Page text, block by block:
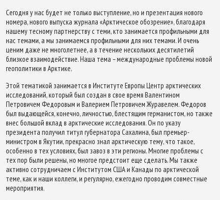
Сегодня у нас будет не только выступление, но и презентация нового
номера, нового выпуска журнала «Арктическое обозрение», благодаря
нашему тесному партнерству с теми, кто занимается профильными для
нас темами, а мы занимаемся профильными для них темами. И очень
ценим даже не многолетнее, а в течение нескольких десятилетий
близкое взаимодействие. Наша тема – международные проблемы новой
геополитики в Арктике.
Этой тематикой занимается в Институте Европы Центр арктических
исследований, который был создан в свое время Валентином
Петровичем Федоровым и Валерием Петровичем Журавелем. Федоров
был выдающейся, конечно, личностью, блестящим германистом, но также
внес большой вклад в арктические исследования. Он по указу
президента получил титул губернатора Сахалина, был премьер-
министром в Якутии, прекрасно знал арктическую тему, что такое,
особенно в тех условиях, был завоз в эти регионы. Многие проблемы с
тех пор были решены, но многое предстоит еще сделать. Мы также
активно сотрудничаем с Институтом США и Канады по арктической
теме, как и наши коллеги, и регулярно, ежегодно проводим совместные
мероприятия.